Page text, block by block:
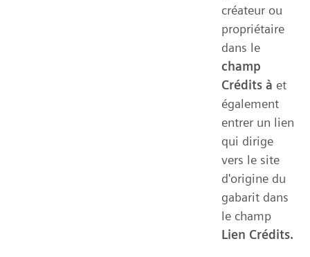
créateur ou
propriétaire
dans le
champ
Crédits à et
également
entrer un lien
qui dirige
vers le site
d'origine du
gabarit dans
le champ
Lien Crédits.